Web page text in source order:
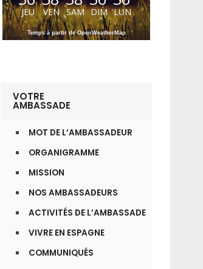
JEU VEN SAM DIM LUN
Temps à partir de OpenWeatherMap
VOTRE
AMBASSADE
MOT DE L’AMBASSADEUR
ORGANIGRAMME
MISSION
NOS AMBASSADEURS
ACTIVITÉS DE L’AMBASSADE
VIVRE EN ESPAGNE
COMMUNIQUÉS